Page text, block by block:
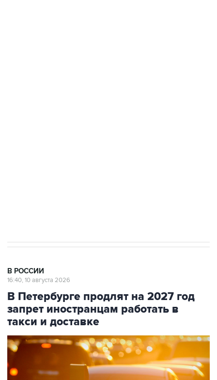
В РОССИИ
16:40, 10 августа 2026
В Петербурге продлят на 2027 год
запрет иностранцам работать в
такси и доставке